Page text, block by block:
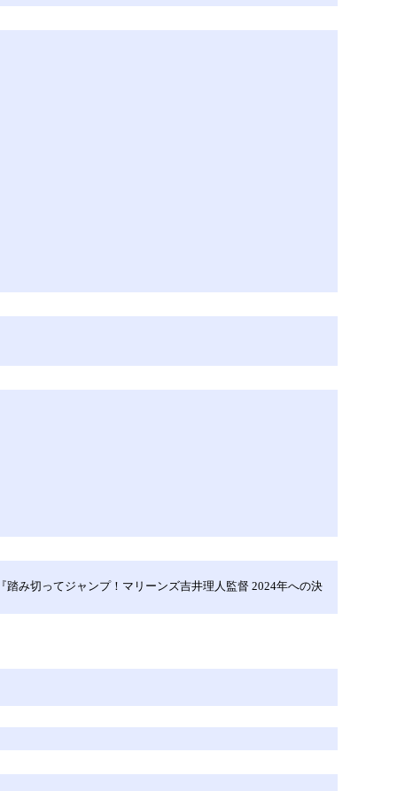
み切ってジャンプ！マリーンズ吉井理人監督 2024年への決